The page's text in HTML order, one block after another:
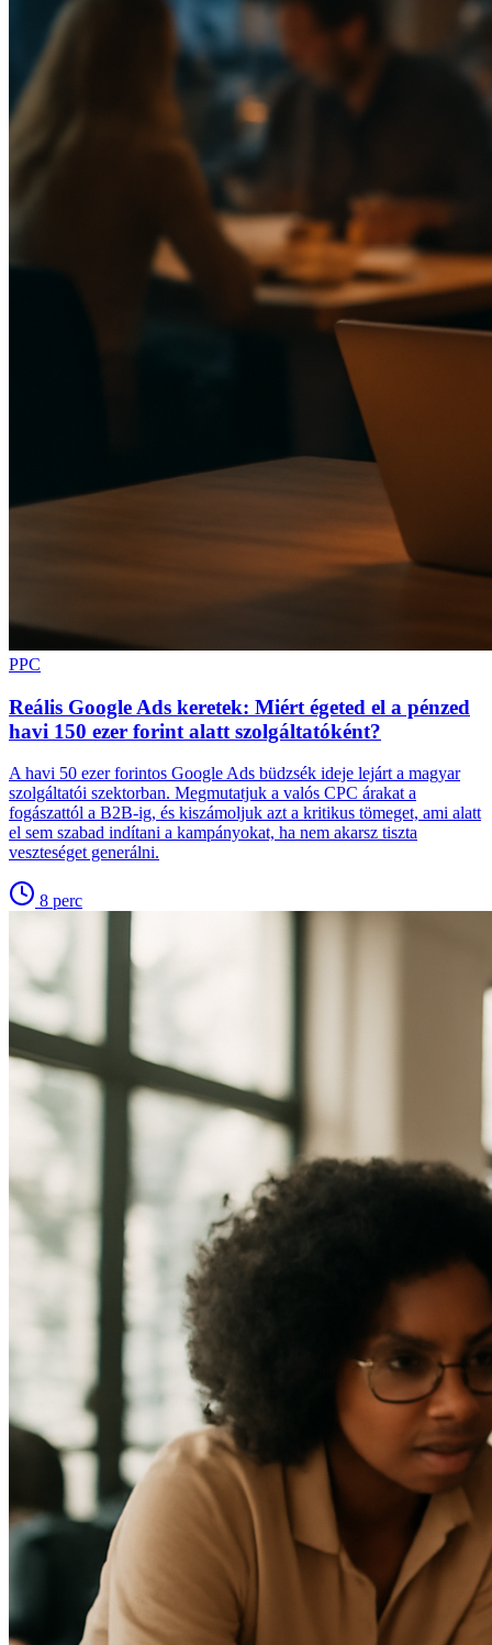
PPC
Reális Google Ads keretek: Miért égeted el a pénzed
havi 150 ezer forint alatt szolgáltatóként?
A havi 50 ezer forintos Google Ads büdzsék ideje lejárt a magyar
szolgáltatói szektorban. Megmutatjuk a valós CPC árakat a
fogászattól a B2B-ig, és kiszámoljuk azt a kritikus tömeget, ami alatt
el sem szabad indítani a kampányokat, ha nem akarsz tiszta
veszteséget generálni.
8 perc